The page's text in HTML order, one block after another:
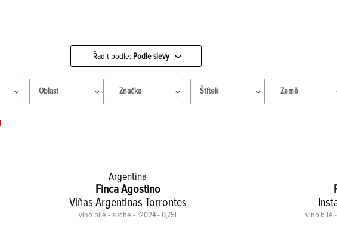
Řadit podle: Podle slevy
Oblast Značka Štítek Země
Argentina
Finca Agostino
Viňas Argentinas Torrontes
víno bílé - suché - r2024 - 0,75l víno bílé